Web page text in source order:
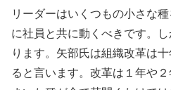
リーダーはいくつもの小さな
に社員と共に動くべきです。
ります。矢部氏は組織改革は
ると言います。改革は１年や